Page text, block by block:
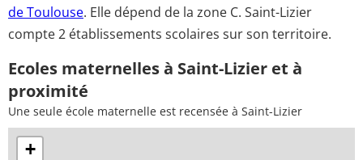
de Toulouse. Elle dépend de la zone C. Saint-Lizier
compte 2 établissements scolaires sur son territoire.
Ecoles maternelles à Saint-Lizier et à
proximité
Une seule école maternelle est recensée à Saint-Lizier
+